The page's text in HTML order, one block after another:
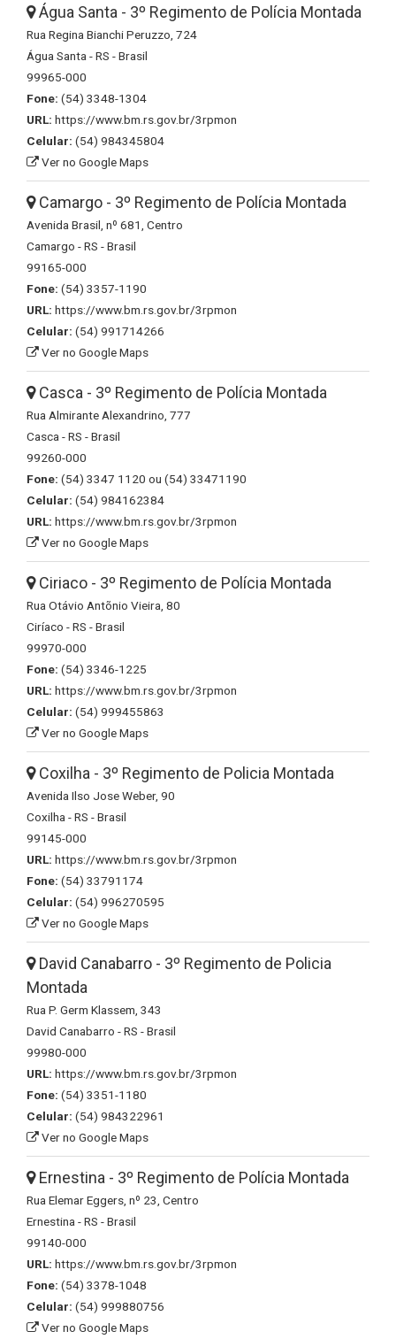
Água Santa - 3º Regimento de Polícia Montada
Rua Regina Bianchi Peruzzo, 724
Água Santa - RS - Brasil
99965-000
Fone: (54) 3348-1304
URL: https://www.bm.rs.gov.br/3rpmon
Celular: (54) 984345804
Ver no Google Maps
Camargo - 3º Regimento de Polícia Montada
Avenida Brasil, nº 681, Centro
Camargo - RS - Brasil
99165-000
Fone: (54) 3357-1190
URL: https://www.bm.rs.gov.br/3rpmon
Celular: (54) 991714266
Ver no Google Maps
Casca - 3º Regimento de Polícia Montada
Rua Almirante Alexandrino, 777
Casca - RS - Brasil
99260-000
Fone: (54) 3347 1120 ou (54) 33471190
Celular: (54) 984162384
URL: https://www.bm.rs.gov.br/3rpmon
Ver no Google Maps
Ciriaco - 3º Regimento de Polícia Montada
Rua Otávio Antõnio Vieira, 80
Ciríaco - RS - Brasil
99970-000
Fone: (54) 3346-1225
URL: https://www.bm.rs.gov.br/3rpmon
Celular: (54) 999455863
Ver no Google Maps
Coxilha - 3º Regimento de Policia Montada
Avenida Ilso Jose Weber, 90
Coxilha - RS - Brasil
99145-000
URL: https://www.bm.rs.gov.br/3rpmon
Fone: (54) 33791174
Celular: (54) 996270595
Ver no Google Maps
David Canabarro - 3º Regimento de Policia
Montada
Rua P. Germ Klassem, 343
David Canabarro - RS - Brasil
99980-000
URL: https://www.bm.rs.gov.br/3rpmon
Fone: (54) 3351-1180
Celular: (54) 984322961
Ver no Google Maps
Ernestina - 3º Regimento de Polícia Montada
Rua Elemar Eggers, nº 23, Centro
Ernestina - RS - Brasil
99140-000
URL: https://www.bm.rs.gov.br/3rpmon
Fone: (54) 3378-1048
Celular: (54) 999880756
Ver no Google Maps